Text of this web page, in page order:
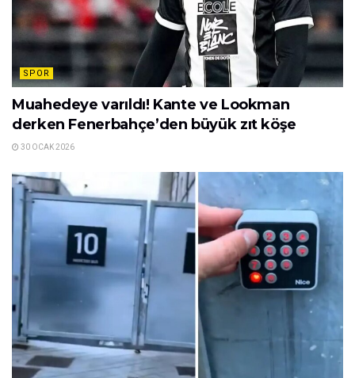
SPOR
Muahedeye varıldı! Kante ve Lookman
derken Fenerbahçe’den büyük zıt köşe
30 OCAK 2026